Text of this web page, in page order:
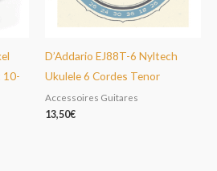
10-
D’Addario EJ88T-6 Nyltech
Ukulele 6 Cordes Tenor
Accessoires Guitares
13,50€